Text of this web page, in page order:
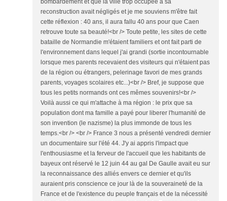
bombardement et que la ville trop occupée à sa
reconstruction avait négligés et je me souviens m'être fait
cette réflexion : 40 ans, il aura fallu 40 ans pour que Caen
retrouve toute sa beauté!<br /> Toute petite, les sites de cette
bataille de Normandie m'étaient familiers et ont fait parti de
l'environnement dans lequel j'ai grandi (sortie incontournable
lorsque mes parents recevaient des visiteurs qui n'étaient pas
de la région ou étrangers, pelerinage favori de mes grands
parents, voyages scolaires etc...)<br /> Bref, je suppose que
tous les petits normands ont ces mêmes souvenirs!<br />
Voilà aussi ce qui m'attache à ma région : le prix que sa
population dont ma famille a payé pour liberer l'humanité de
son invention (le nazisme) la plus immonde de tous les
temps.<br /> <br /> France 3 nous a présenté vendredi dernier
un documentaire sur l'été 44. J'y ai appris l'impact que
l'enthousiasme et la ferveur de l'accueil que les habitants de
bayeux ont réservé le 12 juin 44 au gal De Gaulle avait eu sur
la reconnaissance des alliés envers ce dernier et qu'ils
auraient pris conscience ce jour là de la souveraineté de la
France et de l'existence du peuple français et de la nécessité